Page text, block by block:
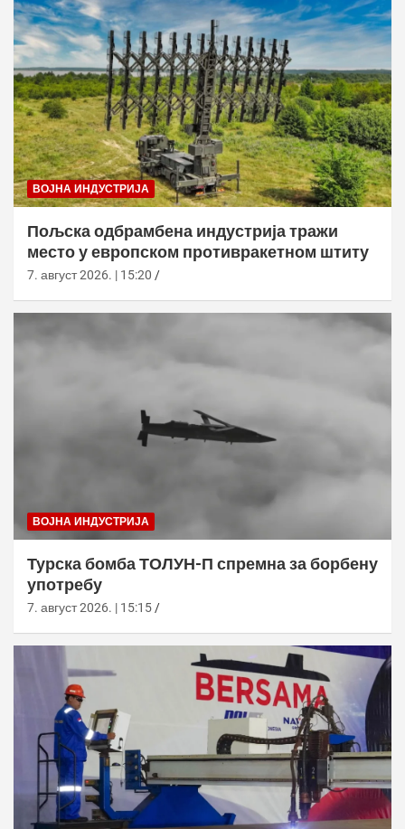
ВОЈНА ИНДУСТРИЈА
Пољска одбрамбена индустрија тражи
место у европском противракетном штиту
7. август 2026. | 15:20
ВОЈНА ИНДУСТРИЈА
Турска бомба ТОЛУН-П спремна за борбену
употребу
7. август 2026. | 15:15